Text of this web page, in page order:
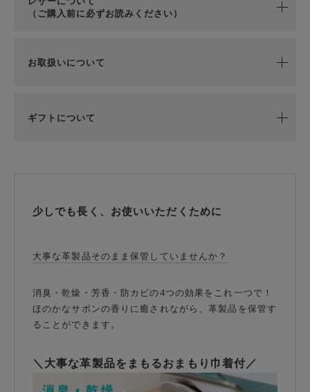
（ご購入前に必ずお読みください）
お取扱いについて
ギフトについて
少しでも長く、お使いいただくために
大事な革製品そのまま保管していませんか？
消臭・乾燥・芳香・防カビの4つの効果をこれ一つで！
ほのかなサボンの香りに癒されながら、革製品を保管す
ることができます。
＼大事な革製品をまもるおまもり巾着付／